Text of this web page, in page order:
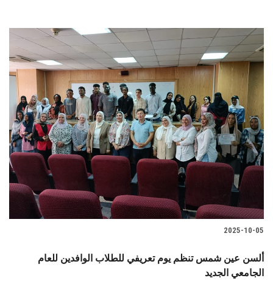
2025-10-05
ألسن عين شمس تنظم يوم تعريفي للطلاب الوافدين للعام
الجامعي الجديد